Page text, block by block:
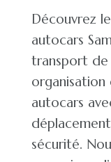
Découvrez
autocars
transport de
organisation
autocars
sécurité.